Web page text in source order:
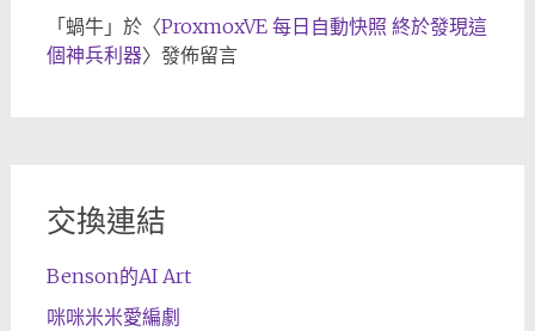
「 蝸牛」於〈ProxmoxVE 每日自動快照 終於發現這
個神兵利器〉發佈留言
交換連結
Benson的AI Art
咪咪米米愛編劇